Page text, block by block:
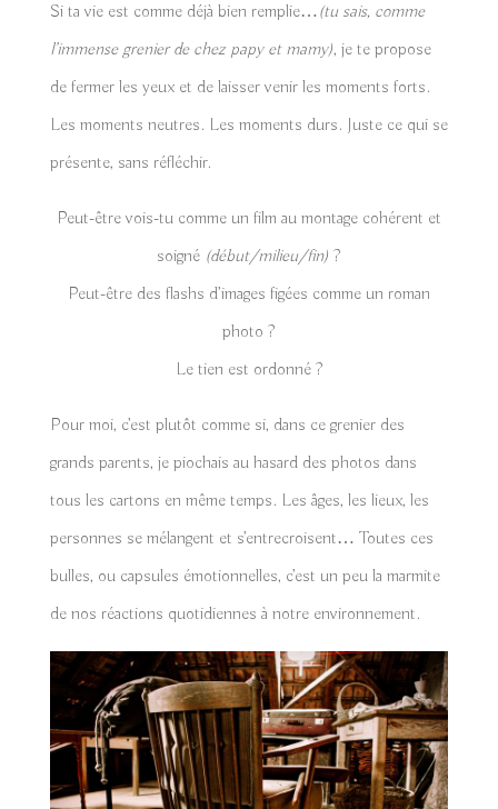
Si ta vie est comme déjà bien remplie…(tu sais, comme
l’immense grenier de chez papy et mamy), je te propose
de fermer les yeux et de laisser venir les moments forts.
Les moments neutres. Les moments durs. Juste ce qui se
présente, sans réfléchir.
Peut-être vois-tu comme un film au montage cohérent et
soigné (début/milieu/fin) ?
Peut-être des flashs d’images figées comme un roman
photo ?
Le tien est ordonné ?
Pour moi, c’est plutôt comme si, dans ce grenier des
grands parents, je piochais au hasard des photos dans
tous les cartons en même temps. Les âges, les lieux, les
personnes se mélangent et s’entrecroisent… Toutes ces
bulles, ou capsules émotionnelles, c’est un peu la marmite
de nos réactions quotidiennes à notre environnement.